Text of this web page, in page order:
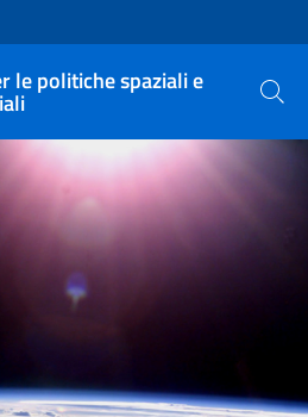
le politiche spaziali e
Cerca